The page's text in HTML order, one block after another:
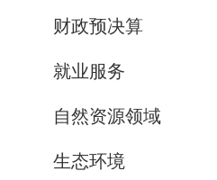
财政预决算
就业服务
自然资源领域
生态环境